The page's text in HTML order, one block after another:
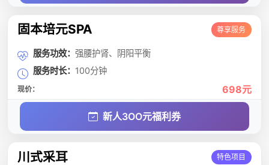
固本培元SPA 尊享服务
服务功效： 强腰护肾、阴阳平衡
服务时长： 100分钟
现价： 698元
新人3OO元福利券
川式采耳 特色项目